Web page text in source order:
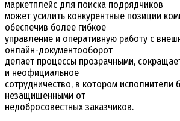
маркетплейс для поиска подрядчиков
может усилить конкурентные позиции
обеспечив более гибкое
управление и оперативную работу с
онлайн-документооборот
делает процессы прозрачными,
и неофициальное
сотрудничество, в котором исполнители
незащищенными от
недобросовестных заказчиков.